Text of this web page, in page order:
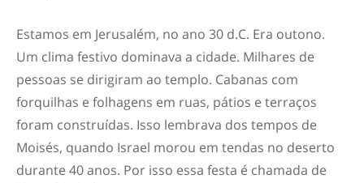
Estamos em Jerusalém, no ano 30 d.C. Era outono.
Um clima festivo dominava a cidade. Milhares de
pessoas se dirigiram ao templo. Cabanas com
forquilhas e folhagens em ruas, pátios e terraços
foram construídas. Isso lembrava dos tempos de
Moisés, quando Israel morou em tendas no deserto
durante 40 anos. Por isso essa festa é chamada de